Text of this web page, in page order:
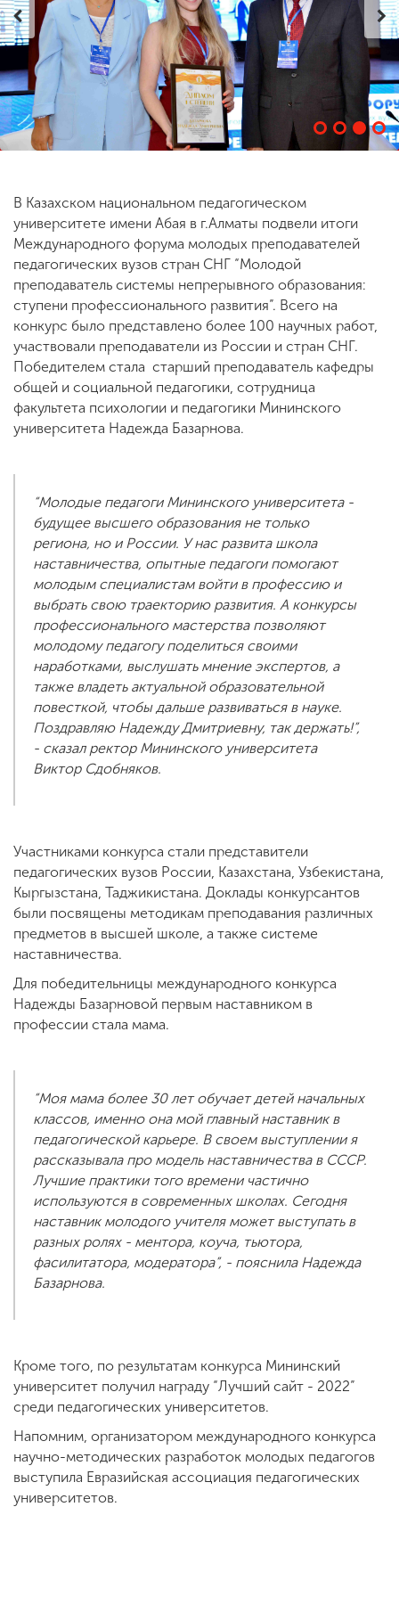
ENG SPN CHI
Приемная
В Казахском национальном педагогическом
университете имени Абая в г.Алматы подвели итоги
Международного форума молодых преподавателей
педагогических вузов стран СНГ “Молодой
преподаватель системы непрерывного образования:
ступени профессионального развития”. Всего на
конкурс было представлено более 100 научных работ,
участвовали преподаватели из России и стран СНГ.
Победителем стала старший преподаватель кафедры
общей и социальной педагогики, сотрудница
факультета психологии и педагогики Мининского
университета Надежда Базарнова.
“Молодые педагоги Мининского университета -
будущее высшего образования не только
региона, но и России. У нас развита школа
наставничества, опытные педагоги помогают
молодым специалистам войти в профессию и
выбрать свою траекторию развития. А конкурсы
профессионального мастерства позволяют
молодому педагогу поделиться своими
наработками, выслушать мнение экспертов, а
также владеть актуальной образовательной
повесткой, чтобы дальше развиваться в науке.
Поздравляю Надежду Дмитриевну, так держать!”,
- сказал ректор Мининского университета
Виктор Сдобняков.
Участниками конкурса стали представители
педагогических вузов России, Казахстана, Узбекистана,
Кыргызстана, Таджикистана. Доклады конкурсантов
были посвящены методикам преподавания различных
предметов в высшей школе, а также системе
наставничества.
Для победительницы международного конкурса
Надежды Базарновой первым наставником в
профессии стала мама.
“Моя мама более 30 лет обучает детей начальных
классов, именно она мой главный наставник в
педагогической карьере. В своем выступлении я
рассказывала про модель наставничества в СССР.
Лучшие практики того времени частично
используются в современных школах. Сегодня
наставник молодого учителя может выступать в
разных ролях - ментора, коуча, тьютора,
фасилитатора, модератора”, - пояснила Надежда
Базарнова.
Кроме того, по результатам конкурса Мининский
университет получил награду “Лучший сайт - 2022”
среди педагогических университетов.
Напомним, организатором международного конкурса
научно-методических разработок молодых педагогов
выступила Евразийская ассоциация педагогических
университетов.